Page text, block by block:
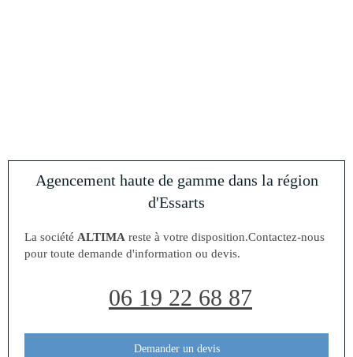
Agencement haute de gamme dans la région
d'Essarts
La société ALTIMA reste à votre disposition.Contactez-nous
pour toute demande d'information ou devis.
06 19 22 68 87
Demander un devis